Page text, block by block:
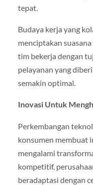
tepat.
Budaya kerja yang
menciptakan
tim bekerja dengan
pelayanan yang
semakin optimal.
Inovasi Untuk
Perkembangan
konsumen membuat
mengalami
kompetitif,
beradaptasi dengan